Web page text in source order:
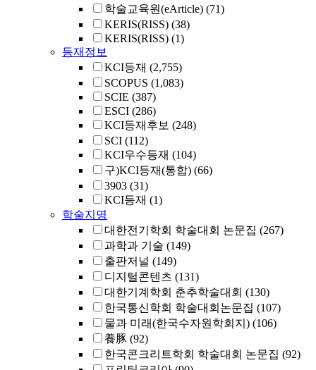
학술교육원(eArticle) (71)
KERIS(RISS) (38)
KERIS(RISS) (1)
등재정보
KCI등재 (2,755)
SCOPUS (1,083)
SCIE (387)
ESCI (286)
KCI등재후보 (248)
SCI (112)
KCI우수등재 (104)
구)KCI등재(통합) (66)
3903 (31)
KCI등재 (1)
학술지명
대한전기학회 학술대회 논문집 (267)
과학과 기술 (149)
출판저널 (149)
디지털콘텐츠 (131)
대한기계학회 춘추학술대회 (130)
한국통신학회 학술대회논문집 (107)
물과 미래(한국수자원학회지) (106)
養豚 (92)
한국콘크리트학회 학술대회 논문집 (92)